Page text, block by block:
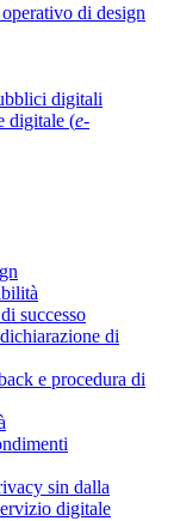
di design
digitali
digitale (e-
successo
di
e procedura di
sin dalla
digitale